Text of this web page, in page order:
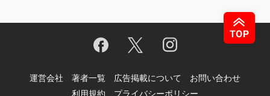
運営会社 著者一覧 広告掲載について
お問い合わせ
利用規約
プライバシーポリシー